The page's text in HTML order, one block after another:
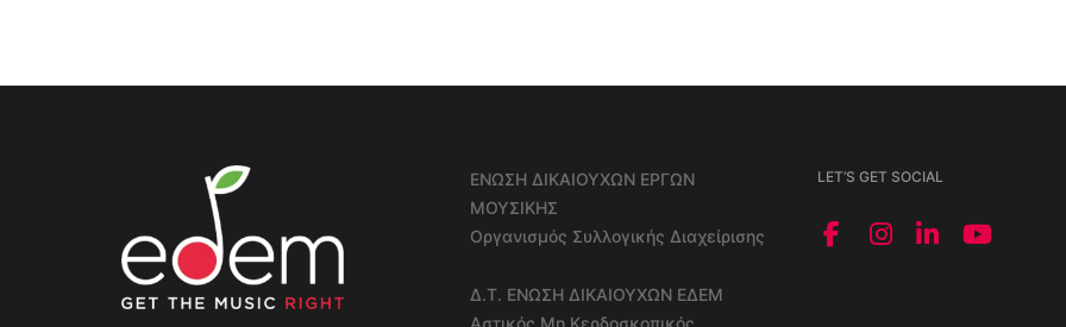
ΕΝΩΣΗ ΔΙΚΑΙΟΥΧΩΝ ΕΡΓΩΝ
ΜΟΥΣΙΚΗΣ
Οργανισμός Συλλογικής Διαχείρισης
Δ.Τ. ΕΝΩΣΗ ΔΙΚΑΙΟΥΧΩΝ ΕΔΕΜ
LET’S GET SOCIAL